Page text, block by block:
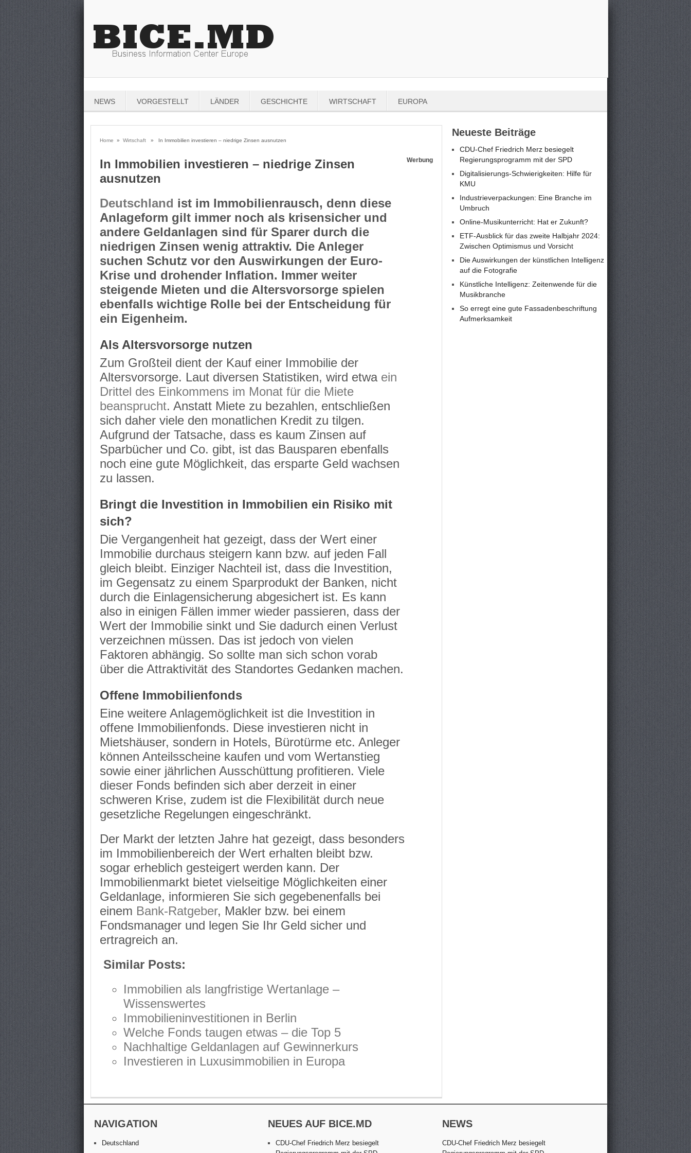
NEWS VORGESTELLT LÄNDER GESCHICHTE WIRTSCHAFT EUROPA
Home »Wirtschaft » In Immobilien investieren – niedrige Zinsen ausnutzen
In Immobilien investieren – niedrige Zinsen
ausnutzen
Werbung
Deutschland ist im Immobilienrausch, denn diese
Anlageform gilt immer noch als krisensicher und
andere Geldanlagen sind für Sparer durch die
niedrigen Zinsen wenig attraktiv. Die Anleger
suchen Schutz vor den Auswirkungen der Euro-
Krise und drohender Inflation. Immer weiter
steigende Mieten und die Altersvorsorge spielen
ebenfalls wichtige Rolle bei der Entscheidung für
ein Eigenheim.
Als Altersvorsorge nutzen
Zum Großteil dient der Kauf einer Immobilie der
Altersvorsorge. Laut diversen Statistiken, wird etwa ein
Drittel des Einkommens im Monat für die Miete
beansprucht. Anstatt Miete zu bezahlen, entschließen
sich daher viele den monatlichen Kredit zu tilgen.
Aufgrund der Tatsache, dass es kaum Zinsen auf
Sparbücher und Co. gibt, ist das Bausparen ebenfalls
noch eine gute Möglichkeit, das ersparte Geld wachsen
zu lassen.
Bringt die Investition in Immobilien ein Risiko mit
sich?
Die Vergangenheit hat gezeigt, dass der Wert einer
Immobilie durchaus steigern kann bzw. auf jeden Fall
gleich bleibt. Einziger Nachteil ist, dass die Investition,
im Gegensatz zu einem Sparprodukt der Banken, nicht
durch die Einlagensicherung abgesichert ist. Es kann
also in einigen Fällen immer wieder passieren, dass der
Wert der Immobilie sinkt und Sie dadurch einen Verlust
verzeichnen müssen. Das ist jedoch von vielen
Faktoren abhängig. So sollte man sich schon vorab
über die Attraktivität des Standortes Gedanken machen.
Offene Immobilienfonds
Eine weitere Anlagemöglichkeit ist die Investition in
offene Immobilienfonds. Diese investieren nicht in
Mietshäuser, sondern in Hotels, Bürotürme etc. Anleger
können Anteilsscheine kaufen und vom Wertanstieg
sowie einer jährlichen Ausschüttung profitieren. Viele
dieser Fonds befinden sich aber derzeit in einer
schweren Krise, zudem ist die Flexibilität durch neue
gesetzliche Regelungen eingeschränkt.
Der Markt der letzten Jahre hat gezeigt, dass besonders
im Immobilienbereich der Wert erhalten bleibt bzw.
sogar erheblich gesteigert werden kann. Der
Immobilienmarkt bietet vielseitige Möglichkeiten einer
Geldanlage, informieren Sie sich gegebenenfalls bei
einem Bank-Ratgeber, Makler bzw. bei einem
Fondsmanager und legen Sie Ihr Geld sicher und
ertragreich an.
Similar Posts:
Immobilien als langfristige Wertanlage –
Wissenswertes
Immobilieninvestitionen in Berlin
Welche Fonds taugen etwas – die Top 5
Nachhaltige Geldanlagen auf Gewinnerkurs
Investieren in Luxusimmobilien in Europa
Neueste Beiträge
CDU-Chef Friedrich Merz besiegelt
Regierungsprogramm mit der SPD
Digitalisierungs-Schwierigkeiten: Hilfe für
KMU
Industrieverpackungen: Eine Branche im
Umbruch
Online-Musikunterricht: Hat er Zukunft?
ETF-Ausblick für das zweite Halbjahr 2024:
Zwischen Optimismus und Vorsicht
Die Auswirkungen der künstlichen Intelligenz
auf die Fotografie
Künstliche Intelligenz: Zeitenwende für die
Musikbranche
So erregt eine gute Fassadenbeschriftung
Aufmerksamkeit
NAVIGATION
Deutschland
NEUES AUF BICE.MD
CDU-Chef Friedrich Merz besiegelt
NEWS
CDU-Chef Friedrich Merz besiegelt